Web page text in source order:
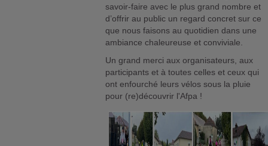
savoir-faire avec le plus grand nombre et
d’offrir au public un regard concret sur ce
que nous faisons au quotidien dans une
ambiance chaleureuse et conviviale.
Un grand merci aux organisateurs, aux
participants et à toutes celles et ceux qui
ont enfourché leurs vélos sous la pluie
pour (re)découvrir l'Afpa !